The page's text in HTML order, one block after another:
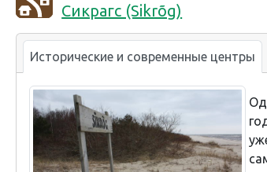
Сикрагс (Sikrõg)
Исторические и современные центры